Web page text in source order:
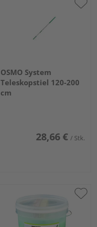
OSMO System
Teleskopstiel 120-200
cm
28,66 € / Stk.